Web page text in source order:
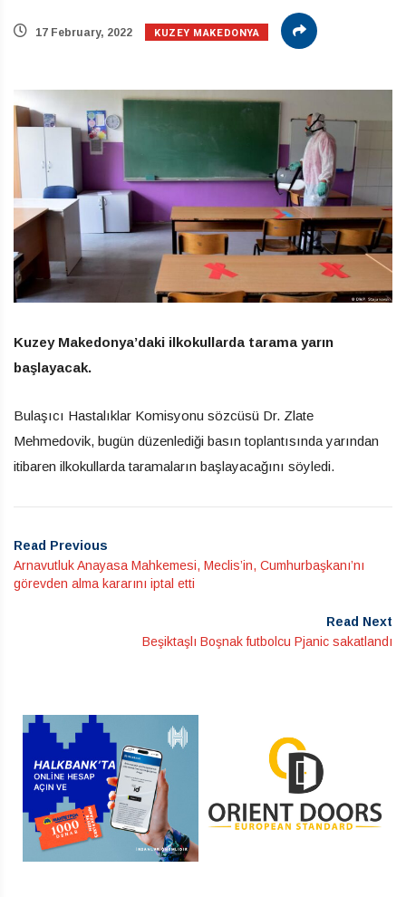
17 February, 2022 KUZEY MAKEDONYA
Kuzey Makedonya’daki ilkokullarda tarama yarın
başlayacak.
Bulaşıcı Hastalıklar Komisyonu sözcüsü Dr. Zlate
Mehmedovik, bugün düzenlediği basın toplantısında yarından
itibaren ilkokullarda taramaların başlayacağını söyledi.
Read Previous
Arnavutluk Anayasa Mahkemesi, Meclis’in, Cumhurbaşkanı’nı
görevden alma kararını iptal etti
Read Next
Beşiktaşlı Boşnak futbolcu Pjanic sakatlandı